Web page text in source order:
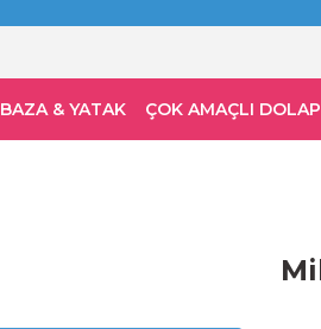
BAZA & YATAK ÇOK AMAÇLI